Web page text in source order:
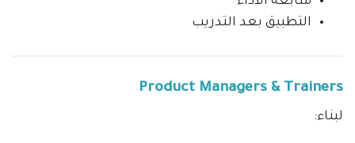
التطبيق بعد التدريب
Product Managers & Trainers
لبناء: